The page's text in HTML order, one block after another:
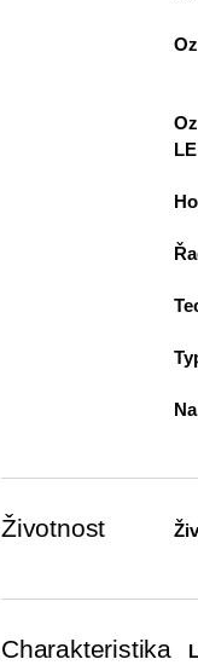
Životnost
Charakteristika